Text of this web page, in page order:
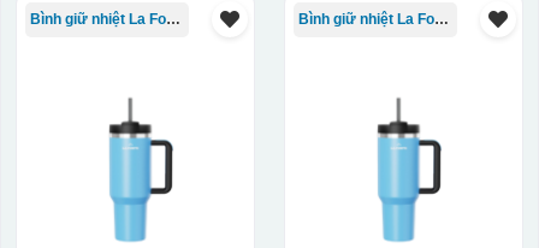
Bình giữ nhiệt La Fonte Bình giữ nhiệt La Fonte